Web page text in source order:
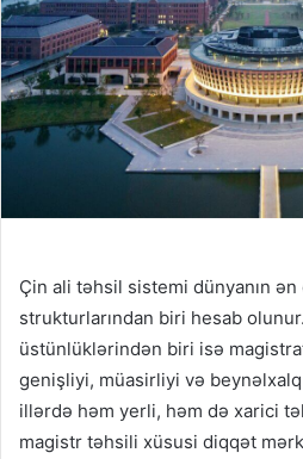
Çin ali təhsil sistemi dünyanın
strukturlarından biri hesab
üstünlüklərindən biri isə
genişliyi, müasirliyi və beynəlxalq
illərdə həm yerli, həm də xarici
magistr təhsili xüsusi diqqət